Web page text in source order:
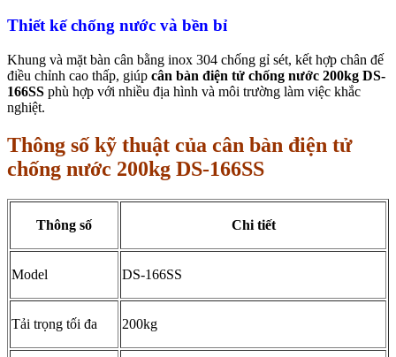
Thiết kế chống nước và bền bỉ
Khung và mặt bàn cân bằng inox 304 chống gỉ sét, kết hợp chân đế
điều chỉnh cao thấp, giúp cân bàn điện tử chống nước 200kg DS-
166SS phù hợp với nhiều địa hình và môi trường làm việc khắc
nghiệt.
Thông số kỹ thuật của cân bàn điện tử
chống nước 200kg DS-166SS
Thông số Chi tiết
Model DS-166SS
Tải trọng tối đa 200kg